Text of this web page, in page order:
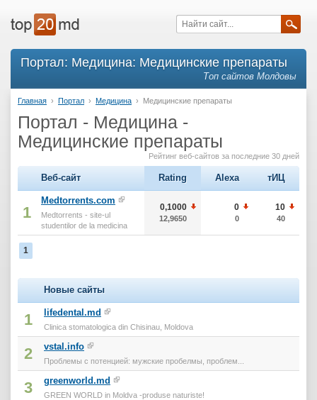
Портал: Медицина: Медицинские препараты
Топ сайтов Молдовы
Главная › Портал › Медицина › Медицинские препараты
Портал - Медицина -
Медицинские препараты
Рейтинг веб-сайтов за последние 30 дней
Веб-сайт Rating Alexa тИЦ
1
Medtorrents.com
Medtorrents - site-ul
studentilor de la medicina
0,1000
12,9650
0
0
10
40
1
Новые сайты
1 lifedental.md
Clinica stomatologica din Chisinau, Moldova
2 vstal.info
Проблемы с потенцией: мужские пробелмы, проблем...
3 greenworld.md
GREEN WORLD in Moldva -produse naturiste!